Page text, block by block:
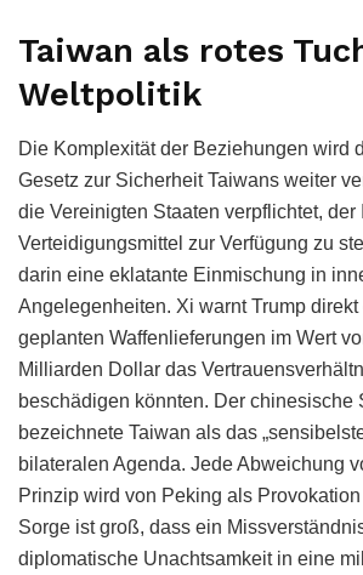
Taiwan als rotes
Weltpolitik
Die Komplexität der Beziehungen wird
Gesetz zur Sicherheit Taiwans weiter
die Vereinigten Staaten verpflichtet, der
Verteidigungsmittel zur Verfügung zu
darin eine eklatante Einmischung in
Angelegenheiten. Xi warnt Trump
geplanten Waffenlieferungen im Wert
Milliarden Dollar das
beschädigen könnten. Der chinesische
bezeichnete Taiwan als das
bilateralen Agenda. Jede Abweichung
Prinzip wird von Peking als
Sorge ist groß, dass ein
diplomatische Unachtsamkeit in eine